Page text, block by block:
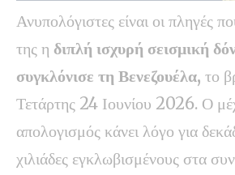
Ανυπολόγιστες είναι οι πληγές
της η διπλή ισχυρή σεισμική
συγκλόνισε τη Βενεζουέλα, το
Τετάρτης 24 Ιουνίου 2026. Ο
απολογισμός κάνει λόγο για
χιλιάδες εγκλωβισμένους στα